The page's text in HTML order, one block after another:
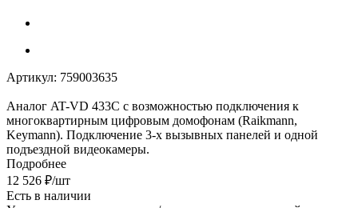
Артикул: 759003635
Аналог AT-VD 433C c возможностью подключения к
многоквартирным цифровым домофонам (Raikmann,
Keymann). Подключение 3-х вызывных панелей и одной
подъездной видеокамеры.
Подробнее
12 526 ₽/шт
Есть в наличии